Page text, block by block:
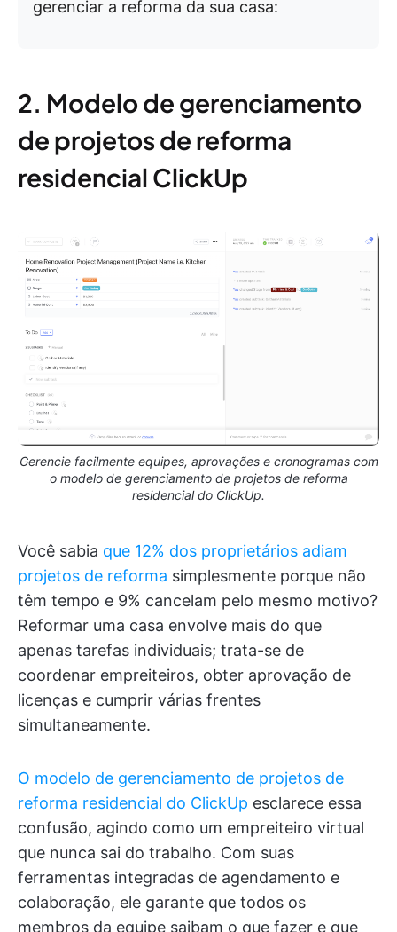
gerenciar a reforma da sua casa:
2. Modelo de gerenciamento
de projetos de reforma
residencial ClickUp
Gerencie facilmente equipes, aprovações e cronogramas com
o modelo de gerenciamento de projetos de reforma
residencial do ClickUp.
Você sabia que 12% dos proprietários adiam
projetos de reforma simplesmente porque não
têm tempo e 9% cancelam pelo mesmo motivo?
Reformar uma casa envolve mais do que
apenas tarefas individuais; trata-se de
coordenar empreiteiros, obter aprovação de
licenças e cumprir várias frentes
simultaneamente.
O modelo de gerenciamento de projetos de
reforma residencial do ClickUp esclarece essa
confusão, agindo como um empreiteiro virtual
que nunca sai do trabalho. Com suas
ferramentas integradas de agendamento e
colaboração, ele garante que todos os
membros da equipe saibam o que fazer e que